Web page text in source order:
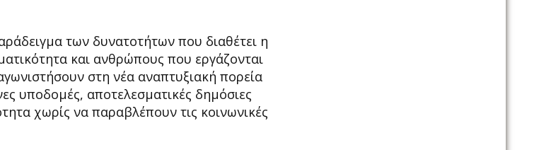
των δυνατοτήτων που διαθέτει η
και ανθρώπους που εργάζονται
στη νέα αναπτυξιακή πορεία
υποδομές, αποτελεσματικές δημόσιες
χωρίς να παραβλέπουν τις κοινωνικές